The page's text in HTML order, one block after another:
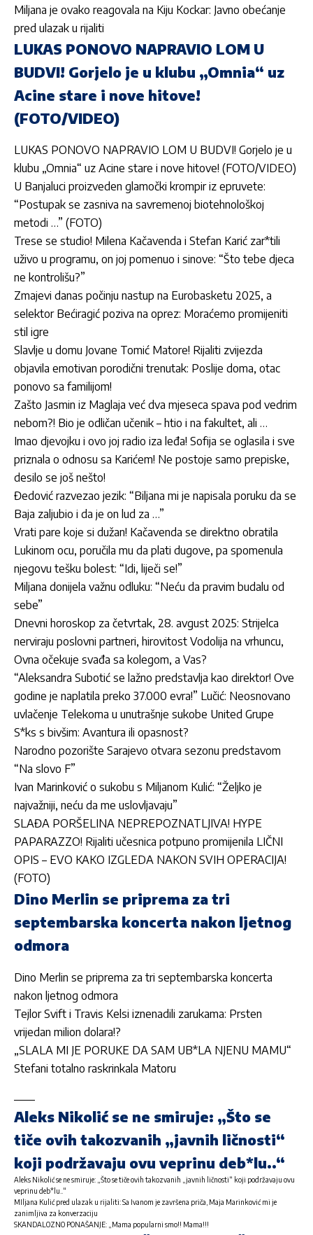
Miljana je ovako reagovala na Kiju Kockar: Javno obećanje
pred ulazak u rijaliti
LUKAS PONOVO NAPRAVIO LOM U
BUDVI! Gorjelo je u klubu „Omnia“ uz
Acine stare i nove hitove!
(FOTO/VIDEO)
LUKAS PONOVO NAPRAVIO LOM U BUDVI! Gorjelo je u
klubu „Omnia“ uz Acine stare i nove hitove! (FOTO/VIDEO)
U Banjaluci proizveden glamočki krompir iz epruvete:
“Postupak se zasniva na savremenoj biotehnološkoj
metodi …” (FOTO)
Trese se studio! Milena Kačavenda i Stefan Karić zar*tili
uživo u programu, on joj pomenuo i sinove: “Što tebe djeca
ne kontrolišu?”
Zmajevi danas počinju nastup na Eurobasketu 2025, a
selektor Bećiragić poziva na oprez: Moraćemo promijeniti
stil igre
Slavlje u domu Jovane Tomić Matore! Rijaliti zvijezda
objavila emotivan porodični trenutak: Poslije doma, otac
ponovo sa familijom!
Zašto Jasmin iz Maglaja već dva mjeseca spava pod vedrim
nebom?! Bio je odličan učenik – htio i na fakultet, ali …
Imao djevojku i ovo joj radio iza leđa! Sofija se oglasila i sve
priznala o odnosu sa Karićem! Ne postoje samo prepiske,
desilo se još nešto!
Đedović razvezao jezik: “Biljana mi je napisala poruku da se
Baja zaljubio i da je on lud za …”
Vrati pare koje si dužan! Kačavenda se direktno obratila
Lukinom ocu, poručila mu da plati dugove, pa spomenula
njegovu tešku bolest: “Idi, liječi se!”
Miljana donijela važnu odluku: “Neću da pravim budalu od
sebe”
Dnevni horoskop za četvrtak, 28. avgust 2025: Strijelca
nerviraju poslovni partneri, hirovitost Vodolija na vrhuncu,
Ovna očekuje svađa sa kolegom, a Vas?
“Aleksandra Subotić se lažno predstavlja kao direktor! Ove
godine je naplatila preko 37.000 evra!” Lučić: Neosnovano
uvlačenje Telekoma u unutrašnje sukobe United Grupe
S*ks s bivšim: Avantura ili opasnost?
Narodno pozorište Sarajevo otvara sezonu predstavom
“Na slovo F”
Ivan Marinković o sukobu s Miljanom Kulić: “Željko je
najvažniji, neću da me uslovljavaju”
SLAĐA PORŠELINA NEPREPOZNATLJIVA! HYPE
PAPARAZZO! Rijaliti učesnica potpuno promijenila LIČNI
OPIS – EVO KAKO IZGLEDA NAKON SVIH OPERACIJA!
(FOTO)
Dino Merlin se priprema za tri
septembarska koncerta nakon ljetnog
odmora
Dino Merlin se priprema za tri septembarska koncerta
nakon ljetnog odmora
Tejlor Svift i Travis Kelsi iznenadili zarukama: Prsten
vrijedan milion dolara!?
„SLALA MI JE PORUKE DA SAM UB*LA NJENU MAMU“
Stefani totalno raskrinkala Matoru
Aleks Nikolić se ne smiruje: „Što se
tiče ovih takozvanih „javnih ličnosti“
koji podržavaju ovu veprinu deb*lu..“
Aleks Nikolić se ne smiruje: „Što se tiče ovih takozvanih „javnih ličnosti“ koji podržavaju ovu
veprinu deb*lu..“
MIljana Kulić pred ulazak u rijaliti: Sa Ivanom je završena priča, Maja Marinković mi je
zanimljiva za konverzaciju
SKANDALOZNO PONAŠANJE: „Mama popularni smo!! Mama!!!